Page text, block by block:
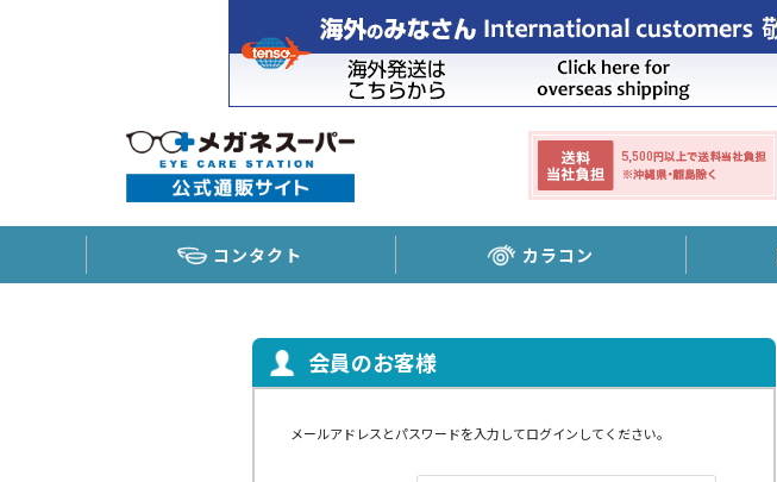
コンタクト カラコン
会員のお客様
メールアドレスとパスワードを入力してログインしてください。